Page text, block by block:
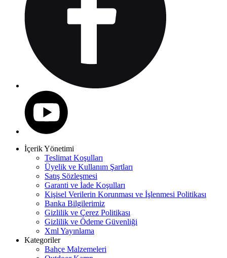
İçerik Yönetimi
Teslimat Koşulları
Üyelik ve Kullanım Şartları
Satış Sözleşmesi
Garanti ve İade Koşulları
Kişisel Verilerin Korunması ve İşlenmesi Politikası
Banka Bilgilerimiz
Gizlilik ve Çerez Politikası
Gizlilik ve Ödeme Güvenliği
Xml Yayınlama
Kategoriler
Bahçe Malzemeleri